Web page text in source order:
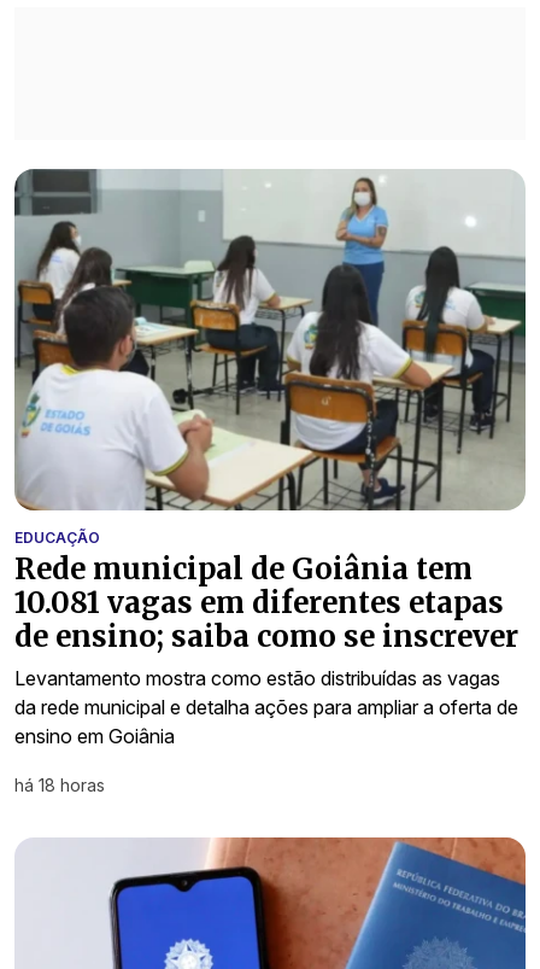
EDUCAÇÃO
Rede municipal de Goiânia tem
10.081 vagas em diferentes etapas
de ensino; saiba como se inscrever
Levantamento mostra como estão distribuídas as vagas
da rede municipal e detalha ações para ampliar a oferta de
ensino em Goiânia
há 18 horas